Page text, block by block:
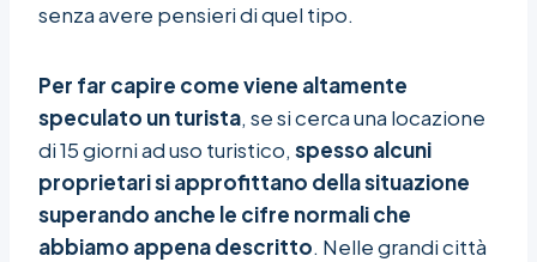
senza avere pensieri di quel tipo.
Per far capire come viene altamente
speculato un turista, se si cerca una locazione
di 15 giorni ad uso turistico, spesso alcuni
proprietari si approfittano della situazione
superando anche le cifre normali che
abbiamo appena descritto. Nelle grandi città